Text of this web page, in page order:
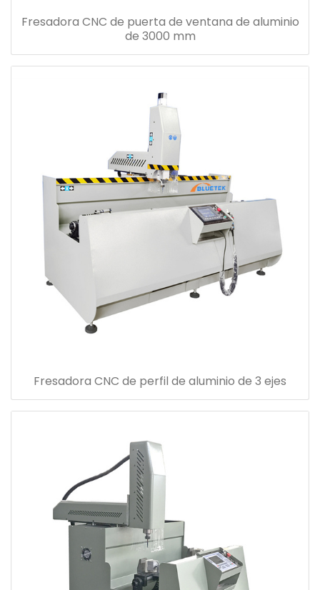
Fresadora CNC de puerta de ventana de aluminio
de 3000 mm
Fresadora CNC de perfil de aluminio de 3 ejes